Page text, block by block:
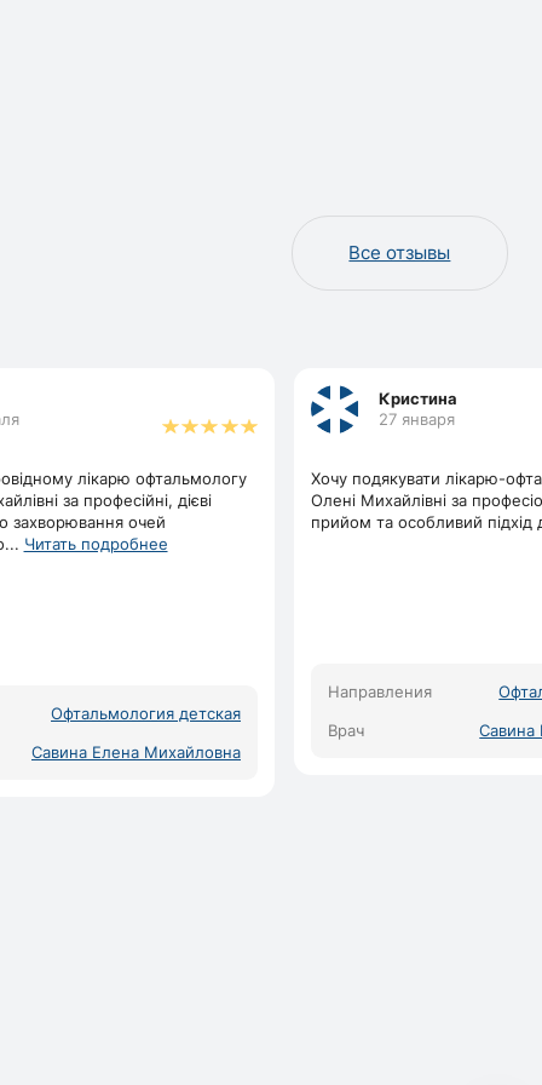
Все отзывы
лікарю офтальмологу
за професійні, дієві
захворювання очей
... Читать подробнее
Офтальмология детская
Савина Елена Михайловна
Кристина
27 января
Хочу подякувати лікарю-
Олені Михайлівні за
прийом та особливий підхід
Направления
Врач
Савина